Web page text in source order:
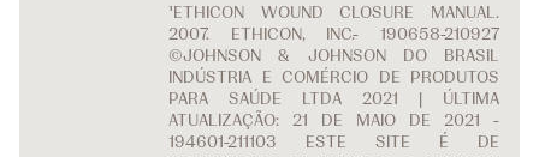
¹ETHICON WOUND CLOSURE MANUAL.
2007. ETHICON, INC.- 190658-210927
©JOHNSON & JOHNSON DO BRASIL
INDÚSTRIA E COMÉRCIO DE PRODUTOS
PARA SAÚDE LTDA 2021 | ÚLTIMA
ATUALIZAÇÃO: 21 DE MAIO DE 2021 -
194601-211103 ESTE SITE É DE